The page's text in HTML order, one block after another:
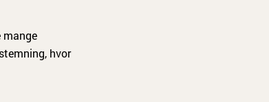
mange
hvor